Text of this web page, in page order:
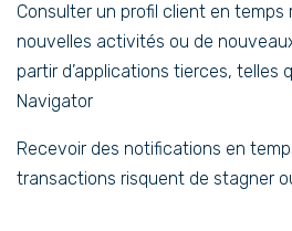
Consulter un profil client en temps
nouvelles activités ou de
partir d’applications tierces, telles
Navigator
Recevoir des notifications en
transactions risquent de stagner